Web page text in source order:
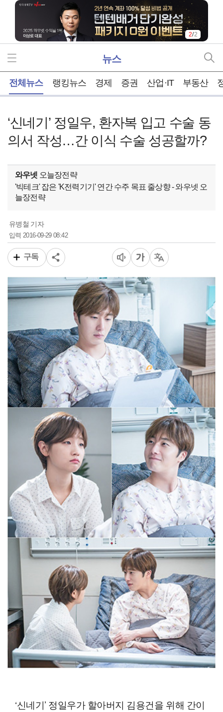
2/2
뉴스
전체뉴스 랭킹뉴스 경제 증권 산업·IT 부동산
‘신네기’ 정일우, 환자복 입고 수술 동
의서 작성…간 이식 수술 성공할까?
와우넷 오늘장전략
'빅테크' 잡은 'K전력기기' 연간 수주 목표 줄상향 - 와우넷 오
늘장전략
유병철 기자
입력 2016-09-29 08:42
구독
‘신네기’ 정일우가 할아버지 김용건을 위해 간이